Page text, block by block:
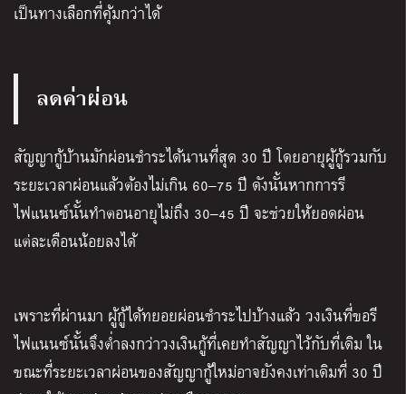
เป็นทางเลือกที่คุ้มกว่าได้
ลดค่าผ่อน
สัญญากู้บ้านมักผ่อนชำระได้นานที่สุด 30 ปี โดยอายุผู้กู้รวมกับ
ระยะเวลาผ่อนแล้วต้องไม่เกิน 60–75 ปี ดังนั้นหากการรี
ไฟแนนซ์นั้นทำตอนอายุไม่ถึง 30–45 ปี จะช่วยให้ยอดผ่อน
แต่ละเดือนน้อยลงได้
เพราะที่ผ่านมา ผู้กู้ได้ทยอยผ่อนชำระไปบ้างแล้ว วงเงินที่ขอรี
ไฟแนนซ์นั้นจึงต่ำลงกว่าวงเงินกู้ที่เคยทำสัญญาไว้กับที่เดิม ใน
ขณะที่ระยะเวลาผ่อนของสัญญากู้ใหม่อาจยังคงเท่าเดิมที่ 30 ปี